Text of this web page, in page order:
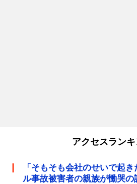
アクセスラン
「そもそも会社のせいで起
ル事故被害者の親族が慟哭